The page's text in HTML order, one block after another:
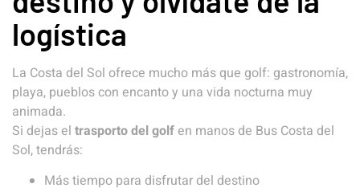
logística
La Costa del Sol ofrece mucho más que golf: gastronomía,
playa, pueblos con encanto y una vida nocturna muy
animada.
Si dejas el trasporto del golf en manos de Bus Costa del
Sol, tendrás:
Más tiempo para disfrutar del destino